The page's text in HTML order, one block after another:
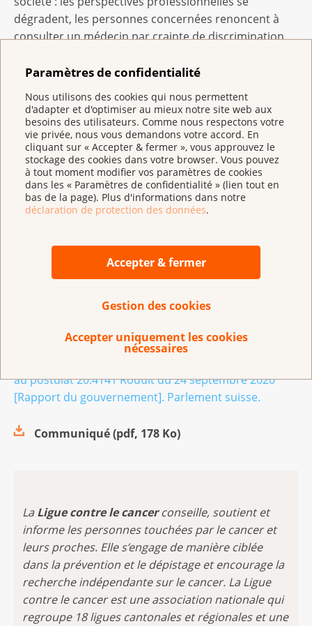
Paramètres de confidentialité
Nous utilisons des cookies qui nous permettent
d'adapter et d'optimiser au mieux notre site web aux
besoins des utilisateurs. Comme nous respectons votre
vie privée, nous vous demandons votre accord. En
cliquant sur « Accepter & fermer », vous approuvez le
stockage des cookies dans votre browser. Vous pouvez
à tout moment modifier vos paramètres de cookies
dans les « Paramètres de confidentialité » (lien tout en
bas de la page). Plus d'informations dans notre
déclaration de protection des données.
Accepter & fermer
Gestion des cookies
Accepter uniquement les cookies
nécessaires
dégradent, les personnes concernées renoncent à
consulter un médecin par crainte de discrimination
difficultés financières. Ces situations contribuent à
risque de pauvreté.
Contrairement à certaines craintes, les assureurs
resteraient libres de définir les conditions de
conclusion des contrats. Leur liberté économique ne
serait donc pas restreinte. La Ligue contre le cancer
appelle dès lors le Parlement à lever cet obstacle
individuelle et l’activité professionnelle, au lieu de les
sociale des personnes exerçant une activité
au postulat 20.4141 Roduit du 24 septembre 2020
[Rapport du gouvernement]. Parlement suisse.
Communiqué(pdf, 178 Ko)
LaLigue contre le cancerconseille, soutient et
informe les personnes touchées par le cancer et
leurs proches. Elle s’engage de manière ciblée
dans la prévention et le dépistage et encourage la
recherche indépendante sur le cancer. La Ligue
contre le cancer est une association nationale qui
regroupe 18 ligues cantonales et régionales et une